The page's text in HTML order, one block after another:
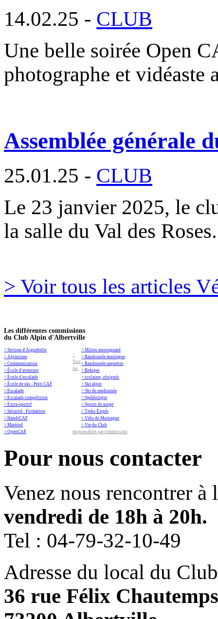
14.02.25 - CLUB
Une belle soirée Open
photographe et vidéaste
Assemblée générale
25.01.25 - CLUB
Le 23 janvier 2025, le
la salle du Val des
> Voir tous les articles
Les différentes commissions
du Club Alpin d'Albertville
> Section d'Aiguebelle
> Alpinisme
> Communication
> École d'aventure
> École d'escalade
> École de ski - Petit CAF
> Escalade
> Escalade compétition
> Extra-sportif
> Sécurité - Formation
> HandiCAF
> Matériel
> OpenCAF
> Milieu montagnard
> Randonnée montagne
> Randonnée raquettes
> Refuges
> scolaires, eloignés
> Ski alpin
> Ski de randonnée
> Spéléologie
> Sports de neige
> Treks-Expés
> Vélo de Montagne
> Vie du Club
>
Voir
les
responsables par commission
Pour nous contacter
Venez nous rencontrer à
vendredi de 18h à 20h.
Tel : 04-79-32-10-49
Adresse du local du
36 rue Félix Chautemps